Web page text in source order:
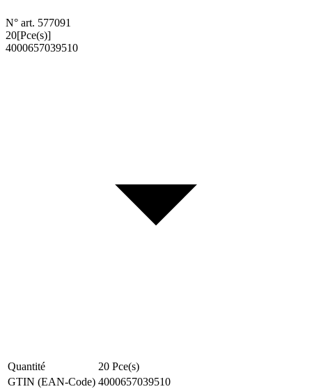
N° art. 577091
20[Pce(s)]
4000657039510
Quantité 20 Pce(s)
GTIN (EAN-Code) 4000657039510